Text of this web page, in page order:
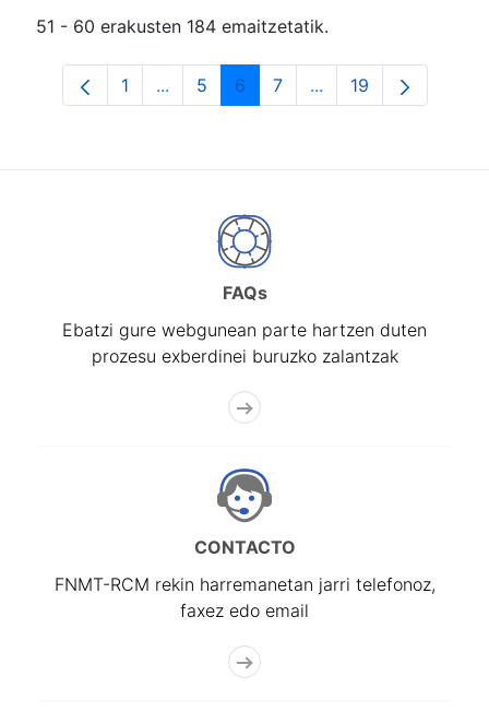
51 - 60 erakusten 184 emaitzetatik.
Orrialdea
1 ...Intermediate Pages Use TAB to
Orrialdea
5 Orrialdea
6 Orrialdea
7 ...Intermediate Pages
Orrialdea
19
FAQs
Ebatzi gure webgunean parte hartzen duten
prozesu exberdinei buruzko zalantzak
CONTACTO
FNMT-RCM rekin harremanetan jarri telefonoz,
faxez edo email